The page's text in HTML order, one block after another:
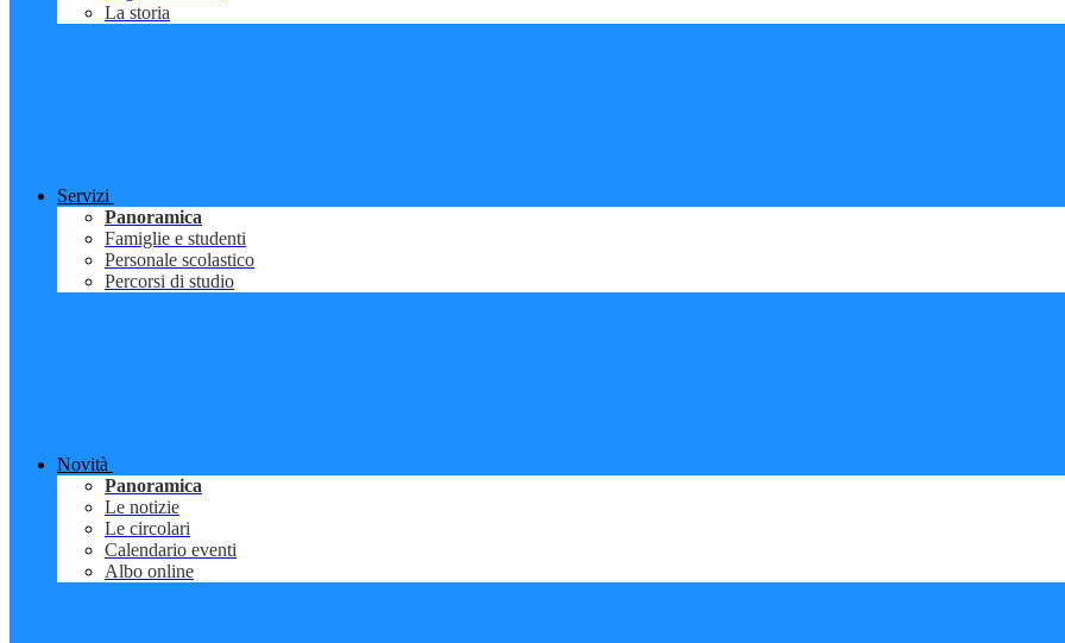
La storia
Servizi
Panoramica
Famiglie e studenti
Personale scolastico
Percorsi di studio
Novità
Panoramica
Le notizie
Le circolari
Calendario eventi
Albo online